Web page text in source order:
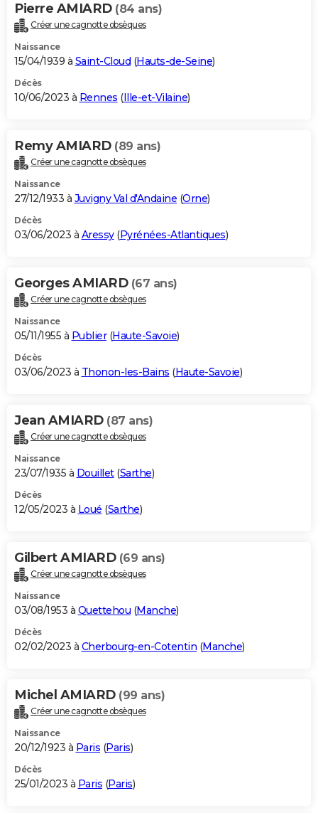
Pierre AMIARD (84 ans)
Créer une cagnotte obsèques
Naissance
15/04/1939 à Saint-Cloud (Hauts-de-Seine)
Décès
10/06/2023 à Rennes (Ille-et-Vilaine)
Remy AMIARD (89 ans)
Créer une cagnotte obsèques
Naissance
27/12/1933 à Juvigny Val d'Andaine (Orne)
Décès
03/06/2023 à Aressy(Pyrénées-Atlantiques)
Georges AMIARD (67 ans)
Créer une cagnotte obsèques
Naissance
05/11/1955 à Publier(Haute-Savoie)
Décès
03/06/2023 à Thonon-les-Bains (Haute-Savoie)
Jean AMIARD (87 ans)
Créer une cagnotte obsèques
Naissance
23/07/1935 à Douillet(Sarthe)
Décès
12/05/2023 à Loué (Sarthe)
Gilbert AMIARD (69 ans)
Créer une cagnotte obsèques
Naissance
03/08/1953 à Quettehou (Manche)
Décès
02/02/2023 à Cherbourg-en-Cotentin (Manche)
Michel AMIARD (99 ans)
Créer une cagnotte obsèques
Naissance
20/12/1923 à Paris (Paris)
Décès
25/01/2023 à Paris (Paris)